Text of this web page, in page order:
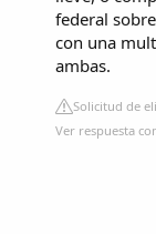
federal
con una
ambas.
Solicitud de
Ver respuesta